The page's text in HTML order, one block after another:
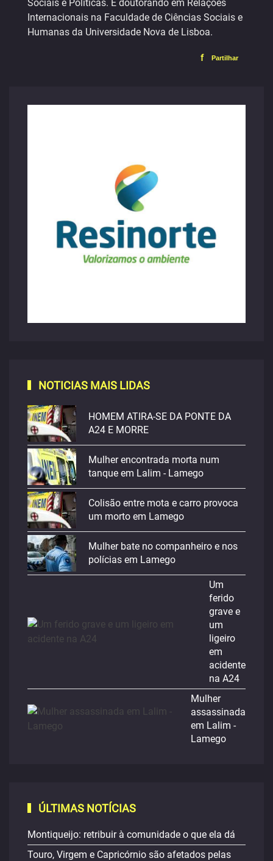
Sociais e Políticas. É doutorando em Relações
Internacionais na Faculdade de Ciências Sociais e
Humanas da Universidade Nova de Lisboa.
f Partilhar
NOTICIAS MAIS LIDAS
HOMEM ATIRA-SE DA PONTE DA
A24 E MORRE
Mulher encontrada morta num
tanque em Lalim - Lamego
Colisão entre mota e carro provoca
um morto em Lamego
Mulher bate no companheiro e nos
polícias em Lamego
Um
ferido
grave e
um
ligeiro
em
acidente
na A24
Mulher
assassinada
em Lalim -
Lamego
ÚLTIMAS NOTÍCIAS
Montiqueijo: retribuir à comunidade o que ela dá
Touro, Virgem e Capricórnio são afetados pelas